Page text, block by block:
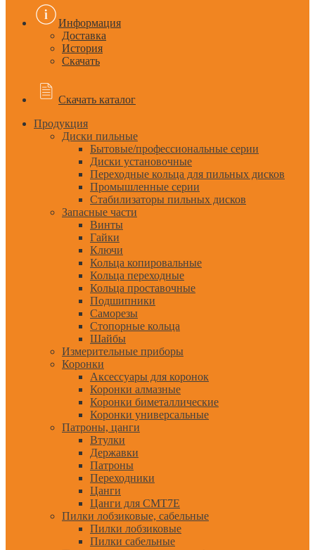
Информация
Доставка
История
Скачать
Скачать каталог
Продукция
Диски пильные
Бытовые/профессиональные серии
Диски установочные
Переходные кольца для пильных дисков
Промышленные серии
Стабилизаторы пильных дисков
Запасные части
Винты
Гайки
Ключи
Кольца копировальные
Кольца переходные
Кольца проставочные
Подшипники
Саморезы
Стопорные кольца
Шайбы
Измерительные приборы
Коронки
Аксессуары для коронок
Коронки алмазные
Коронки биметаллические
Коронки универсальные
Патроны, цанги
Втулки
Державки
Патроны
Переходники
Цанги
Цанги для CMT7E
Пилки лобзиковые, сабельные
Пилки лобзиковые
Пилки сабельные